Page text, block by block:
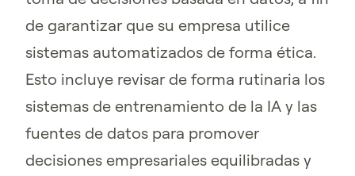
de garantizar que su empresa utilice
sistemas automatizados de forma ética.
Esto incluye revisar de forma rutinaria los
sistemas de entrenamiento de la IA y las
fuentes de datos para promover
decisiones empresariales equilibradas y